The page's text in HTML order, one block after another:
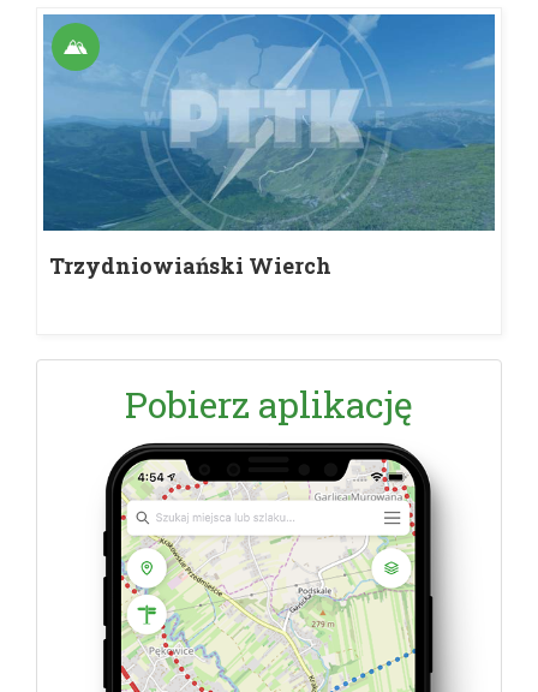
Trzydniowiański Wierch
Pobierz aplikację